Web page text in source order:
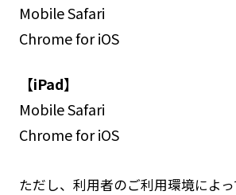
Mobile Safari
Chrome for iOS
【iPad】
Mobile Safari
Chrome for iOS
ただし、利用者のご利用環境によ